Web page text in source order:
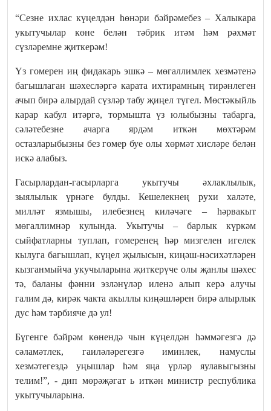
“Сезне ихлас күңелдән һөнәри бәйрәмебез – Халыкара
укытучылар көне белән тәбрик итәм һәм рәхмәт
сүзләремне җиткерәм!
Үз гомерен иң фидакарь эшкә – мөгаллимлек хезмәтенә
багышлаган шәхесләргә карата ихтирамның тирәнлеген
ачып бирә алырдай сүзләр табу җиңел түгел. Мөстәкыйль
карар кабул итәргә, тормышта үз юлыбызны табарга,
сәләтебезне ачарга ярдәм иткән мөхтәрәм
остазларыбызны без гомер буе олы хөрмәт хисләре белән
искә алабыз.
Гасырлардан-гасырларга укытучы әхлаклылык,
зыялылык үрнәге булды. Кешелекнең рухи халәте,
милләт язмышы, илебезнең киләчәге – һәрвакыт
мөгаллимнәр кулында. Укытучы – барлык күркәм
сыйфатларны туплап, гомеренең һәр мизгелен игелек
кылуга багышлап, күңел җылысын, киңәш-нәсихәтләрен
кызганмыйча укучыларына җиткерүче олы җанлы шәхес
тә, баланы фәнни эзләнүләр иленә алып керә алучы
галим дә, кирәк чакта акыллы киңәшләрен бирә алырлык
дус һәм тәрбияче дә ул!
Бүгенге бәйрәм көнендә чын күңелдән һәммәгезгә дә
сәламәтлек, гаиләләрегезгә иминлек, намуслы
хезмәтегездә уңышлар һәм яңа үрләр яулавыгызны
телим!”, - дип мөрәҗәгат ь иткән министр республика
укытучыларына.